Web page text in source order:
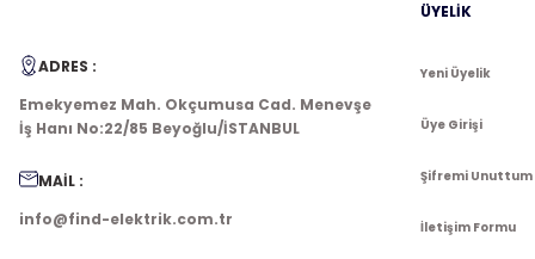
ADRES :
Emekyemez Mah. Okçumusa Cad. Menevşe
İş Hanı No:22/85 Beyoğlu/İSTANBUL
MAİL :
info@find-elektrik.com.tr
ÜYELİK
Yeni Üyelik
Üye Girişi
Şifremi Unuttum
İletişim Formu